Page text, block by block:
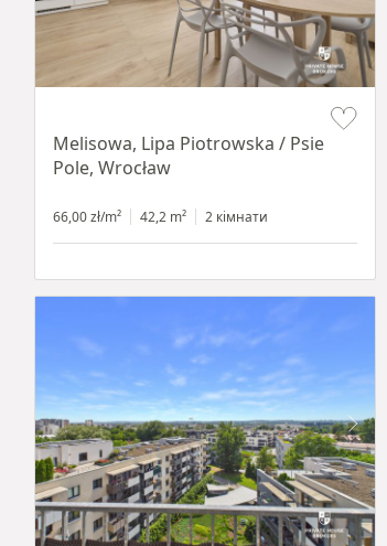
Melisowa, Lipa Piotrowska / Psie
Pole, Wrocław
66,00 zł/m² 42,2 m² 2 кімнати